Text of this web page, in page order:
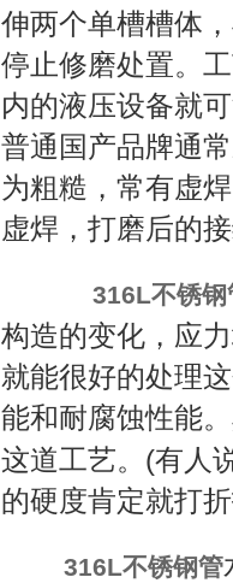
伸两个单槽槽体
停止修磨处置。
内的液压设备就
普通国产品牌通
为粗糙，常有虚
虚焊，打磨后的
316L不锈钢
构造的变化，应
就能很好的处理
能和耐腐蚀性能
这道工艺。(有人
的硬度肯定就打
316L不锈钢管